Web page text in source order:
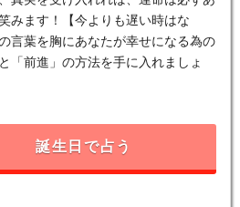
みます！【今よりも遅い時はな
言葉を胸にあなたが幸せになる為の
「前進」の方法を手に入れましょ
誕生日で占う